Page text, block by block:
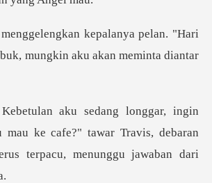
pelan. "Hari
mung
mau ke cafe?" tawar Travis, debaran